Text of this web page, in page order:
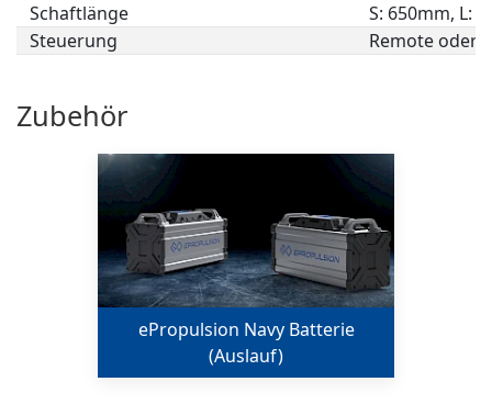
Schaftlänge
S: 650mm, L:
Steuerung
Remote oder
Zubehör
ePropulsion Navy Batterie
(Auslauf)